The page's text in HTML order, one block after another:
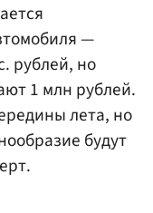
—
рублей, но
1 млн рублей.
лета, но
будут